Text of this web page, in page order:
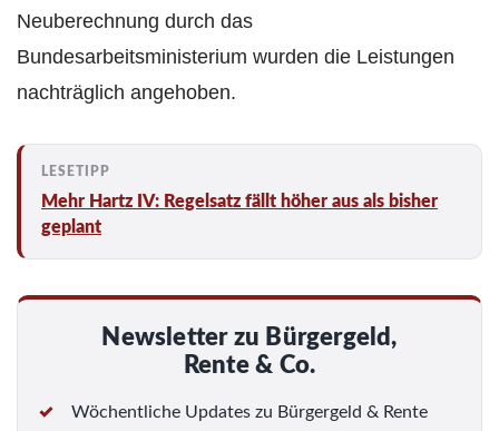
Neuberechnung durch das
Bundesarbeitsministerium wurden die Leistungen
nachträglich angehoben.
Mehr Hartz IV: Regelsatz fällt höher aus als bisher
geplant
Newsletter zu Bürgergeld,
Rente & Co.
Wöchentliche Updates zu Bürgergeld & Rente